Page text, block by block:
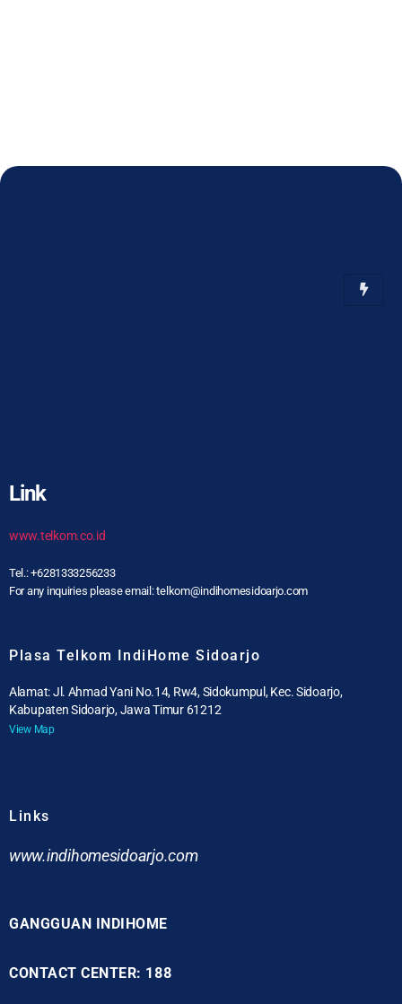
Link
www.telkom.co.id
Tel.: +6281333256233
For any inquiries please email: telkom@indihomesidoarjo.com
Plasa Telkom IndiHome Sidoarjo
Alamat: Jl. Ahmad Yani No.14, Rw4, Sidokumpul, Kec. Sidoarjo,
Kabupaten Sidoarjo, Jawa Timur 61212
View Map
Links
www.indihomesidoarjo.com
GANGGUAN INDIHOME
CONTACT CENTER: 188